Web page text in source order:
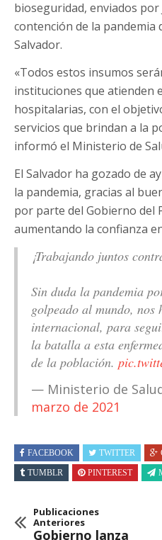
bioseguridad, enviados
contención de la pandemia
Salvador.
«Todos estos insumos
instituciones que atienden
hospitalarias, con el
servicios que brindan a la
informó el Ministerio de
El Salvador ha gozado de
la pandemia, gracias al
por parte del Gobierno del
aumentando la confianza
¡Trabajando juntos
Sin duda la pandemia
golpeado al mundo, nos
internacional, para
la batalla a esta
de la población.
— Ministerio de Salud
marzo de 2021
FACEBOOK TWITTER
TUMBLR
PINTEREST
Publicaciones
Anteriores
Gobierno lanza